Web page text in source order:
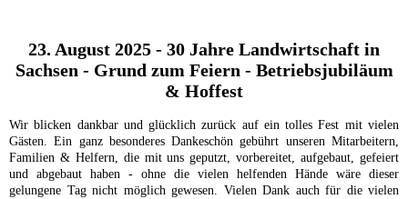
23. August 2025 - 30 Jahre Landwirtschaft in
Sachsen - Grund zum Feiern - Betriebsjubiläum
& Hoffest
Wir blicken dankbar und glücklich zurück auf ein tolles Fest mit vielen
Gästen. Ein ganz besonderes Dankeschön gebührt unseren Mitarbeitern,
Familien & Helfern, die mit uns geputzt, vorbereitet, aufgebaut, gefeiert
und abgebaut haben - ohne die vielen helfenden Hände wäre dieser
gelungene Tag nicht möglich gewesen. Vielen Dank auch für die vielen